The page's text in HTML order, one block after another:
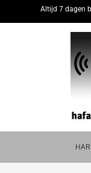
Altijd 7 dagen